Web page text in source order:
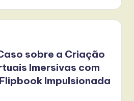
sobre a Criação
Imersivas com
Impulsionada